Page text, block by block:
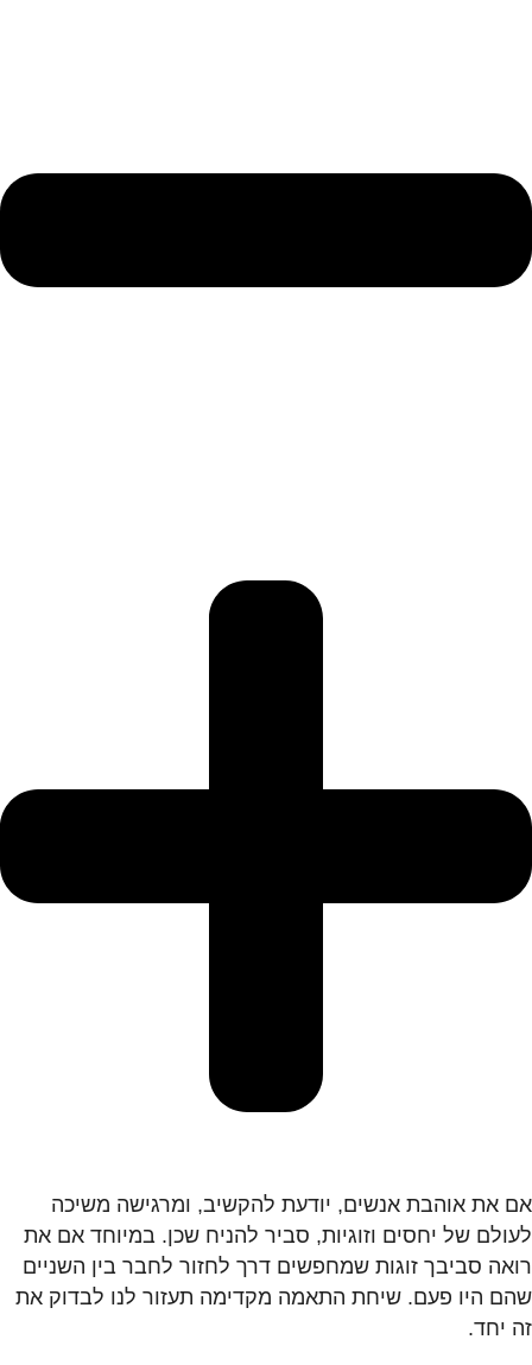
אם את אוהבת אנשים, יודעת להקשיב, ומרגישה משיכה
לעולם של יחסים וזוגיות, סביר להניח שכן. במיוחד אם את
רואה סביבך זוגות שמחפשים דרך לחזור לחבר בין השניים
שהם היו פעם. שיחת התאמה מקדימה תעזור לנו לבדוק את
זה יחד.